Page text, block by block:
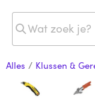
Alles / Klussen &